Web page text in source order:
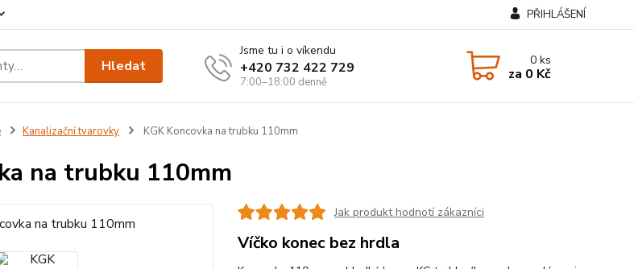
PŘIHLÁŠENÍ
Hledat
Jsme tu i o víkendu
+420 732 422 729
7:00–18:00 denně
0ks
za 0 Kč
Kanalizační tvarovky KGK Koncovka na trubku 110mm
na trubku 110mm
Jak produkt hodnotí zákazníci
Víčko konec bez hrdla